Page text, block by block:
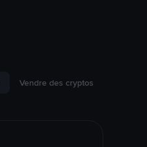
Vendre des cryptos